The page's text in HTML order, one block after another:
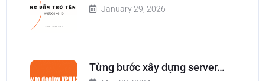
January 29, 2026
Từng bước xây dựng server…